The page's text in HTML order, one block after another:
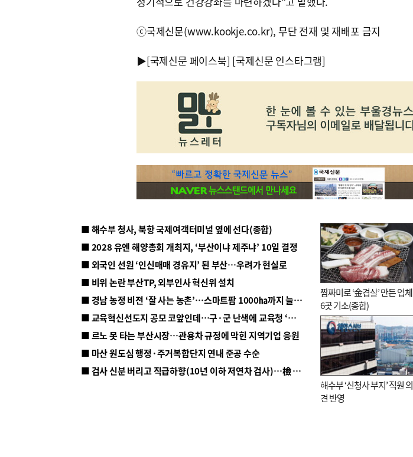
ⓒ국제신문(www.kookje.co.kr), 무단 전재 및 재배포 금지
▶[국제신문 페이스북] [국제신문 인스타그램]
■ 해수부 청사, 북항 국제여객터미널 옆에 선다(종합)
■ 2028 유엔 해양총회 개최지, ‘부산이냐 제주냐’ 10일 결정
■ 외국인 선원 ‘인신매매 경유지’ 된 부산…우려가 현실로
■ 비위 논란 부산TP, 외부인사 혁신위 설치
■ 경남 농정 비전 ‘잘 사는 농촌’…스마트팜 1000㏊까지 늘린다
■ 교육혁신선도지 공모 코앞인데…구·군 난색에 교육청 ‘쩔쩔’
■ 르노 못 타는 부산시장…관용차 규정에 막힌 지역기업 응원
■ 마산 원도심 행정·주거복합단지 연내 준공 수순
■ 검사 신분 버리고 직급하향(10년 이하 저연차 검사)…檢 중수청행 기피
짬짜미로 ‘金겹살’ 만든 업체
6곳 기소(종합)
해수부 ‘신청사 부지’ 직원 의
견 반영